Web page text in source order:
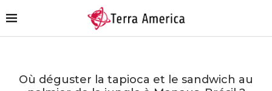
Où déguster la tapioca et le sandwich au